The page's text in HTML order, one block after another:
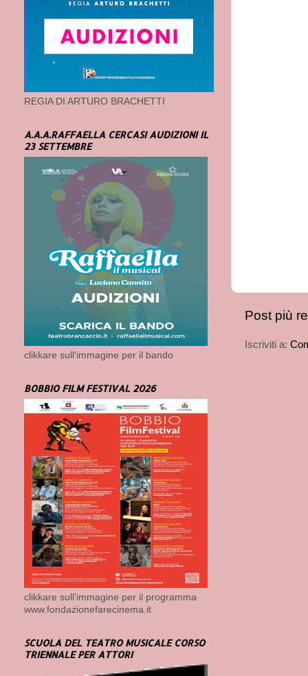
Post più
Iscriviti a:
REGIA DI ARTURO BRACHETTI
A.A.A.RAFFAELLA CERCASI AUDIZIONI IL
23 SETTEMBRE
clikkare sull'immagine per il bando
BOBBIO FILM FESTIVAL 2026
clikkare sull'immagine per il programma
www.fondazionefarecinema.it
SCUOLA DEL TEATRO MUSICALE CORSO
TRIENNALE PER ATTORI